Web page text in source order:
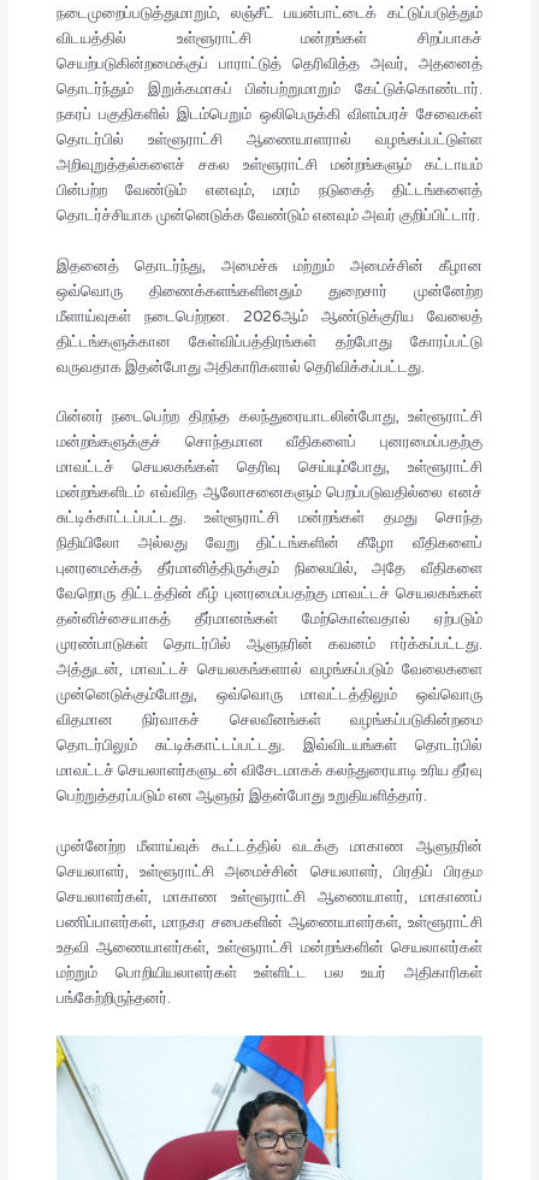
நடைமுறைப்படுத்துமாறும், லஞ்சீட் பயன்பாட்டைக் கட்டுப்படுத்தும்
விடயத்தில் உள்ளூராட்சி மன்றங்கள் சிறப்பாகச்
செயற்படுகின்றமைக்குப் பாராட்டுத் தெரிவித்த அவர், அதனைத்
தொடர்ந்தும் இறுக்கமாகப் பின்பற்றுமாறும் கேட்டுக்கொண்டார்.
நகரப் பகுதிகளில் இடம்பெறும் ஒலிபெருக்கி விளம்பரச் சேவைகள்
தொடர்பில் உள்ளூராட்சி ஆணையாளரால் வழங்கப்பட்டுள்ள
அறிவுறுத்தல்களைச் சகல உள்ளூராட்சி மன்றங்களும் கட்டாயம்
பின்பற்ற வேண்டும் எனவும், மரம் நடுகைத் திட்டங்களைத்
தொடர்ச்சியாக முன்னெடுக்க வேண்டும் எனவும் அவர் குறிப்பிட்டார்.
இதனைத் தொடர்ந்து, அமைச்சு மற்றும் அமைச்சின் கீழான
ஒவ்வொரு திணைக்களங்களினதும் துறைசார் முன்னேற்ற
மீளாய்வுகள் நடைபெற்றன. 2026ஆம் ஆண்டுக்குரிய வேலைத்
திட்டங்களுக்கான கேள்விப்பத்திரங்கள் தற்போது கோரப்பட்டு
வருவதாக இதன்போது அதிகாரிகளால் தெரிவிக்கப்பட்டது.
பின்னர் நடைபெற்ற திறந்த கலந்துரையாடலின்போது, உள்ளூராட்சி
மன்றங்களுக்குச் சொந்தமான வீதிகளைப் புனரமைப்பதற்கு
மாவட்டச் செயலகங்கள் தெரிவு செய்யும்போது, உள்ளூராட்சி
மன்றங்களிடம் எவ்வித ஆலோசனைகளும் பெறப்படுவதில்லை எனச்
சுட்டிக்காட்டப்பட்டது. உள்ளூராட்சி மன்றங்கள் தமது சொந்த
நிதியிலோ அல்லது வேறு திட்டங்களின் கீழோ வீதிகளைப்
புனரமைக்கத் தீர்மானித்திருக்கும் நிலையில், அதே வீதிகளை
வேறொரு திட்டத்தின் கீழ் புனரமைப்பதற்கு மாவட்டச் செயலகங்கள்
தன்னிச்சையாகத் தீர்மானங்கள் மேற்கொள்வதால் ஏற்படும்
முரண்பாடுகள் தொடர்பில் ஆளுநரின் கவனம் ஈர்க்கப்பட்டது.
அத்துடன், மாவட்டச் செயலகங்களால் வழங்கப்படும் வேலைகளை
முன்னெடுக்கும்போது, ஒவ்வொரு மாவட்டத்திலும் ஒவ்வொரு
விதமான நிர்வாகச் செலவீனங்கள் வழங்கப்படுகின்றமை
தொடர்பிலும் சுட்டிக்காட்டப்பட்டது. இவ்விடயங்கள் தொடர்பில்
மாவட்டச் செயலாளர்களுடன் விசேடமாகக் கலந்துரையாடி உரிய தீர்வு
பெற்றுத்தரப்படும் என ஆளுநர் இதன்போது உறுதியளித்தார்.
முன்னேற்ற மீளாய்வுக் கூட்டத்தில் வடக்கு மாகாண ஆளுநரின்
செயலாளர், உள்ளூராட்சி அமைச்சின் செயலாளர், பிரதிப் பிரதம
செயலாளர்கள், மாகாண உள்ளூராட்சி ஆணையாளர், மாகாணப்
பணிப்பாளர்கள், மாநகர சபைகளின் ஆணையாளர்கள், உள்ளூராட்சி
உதவி ஆணையாளர்கள், உள்ளூராட்சி மன்றங்களின் செயலாளர்கள்
மற்றும் பொறியியலாளர்கள் உள்ளிட்ட பல உயர் அதிகாரிகள்
பங்கேற்றிருந்தனர்.